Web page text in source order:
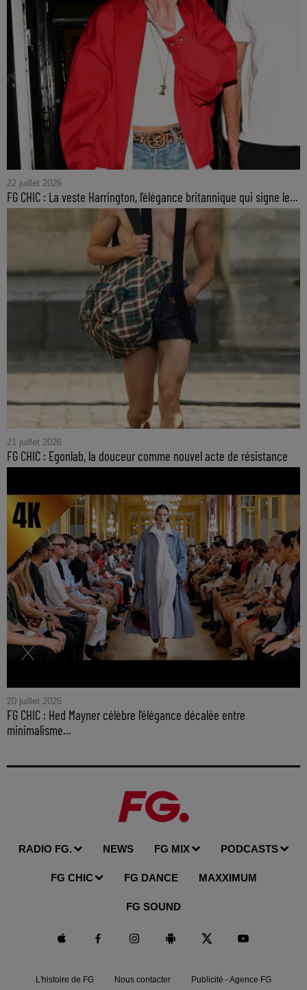
22 juillet 2026
FG CHIC : La veste Harrington, l'élégance britannique qui signe le...
21 juillet 2026
FG CHIC : Egonlab, la douceur comme nouvel acte de résistance
20 juillet 2026
FG CHIC : Hed Mayner célèbre l'élégance décalée entre
minimalisme...
RADIO FG. NEWS FG MIX PODCASTS
FG CHIC FG DANCE MAXXIMUM
FG SOUND
L'histoire de FG Nous contacter Publicité - Agence FG